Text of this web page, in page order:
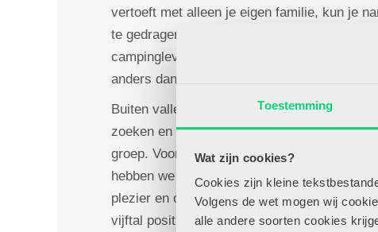
Toestemming
Wat zijn cookies?
Cookies zijn kleine
Volgens de wet mogen wij
alle andere soorten cookies
vertoeft met alleen je eigen familie, kun je
te gedragen tegenover de leerkracht of een
campingleven in het zonovergoten Zuid-
anders dan hier in de klas.
Buiten vallen de mussen ondertussen van
zoeken en toch werkt deze groep 8 aan het
groep. Voor de kick-off van deze
hebben we op de planning uitgebreide
plezier en opperste concentratie worden
vijftal positieve groepsafspraken om de